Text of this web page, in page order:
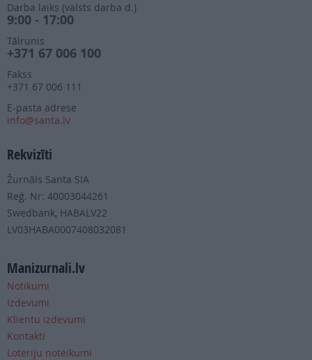
Darba laiks (valsts darba d.)
9:00 - 17:00
Tālrunis
+371 67 006 100
Fakss
+371 67 006 111
E-pasta adrese
info@santa.lv
Rekvizīti
Žurnāls Santa SIA
Reģ. Nr: 40003044261
Swedbank, HABALV22
LV03HABA0007408032081
Manizurnali.lv
Notikumi
Izdevumi
Klientu izdevumi
Kontakti
Loteriju noteikumi